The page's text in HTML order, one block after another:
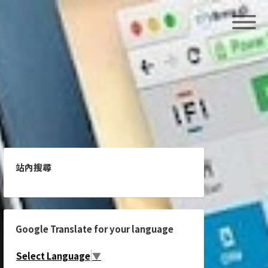
站內搜尋
Google Translate for your language
Select Language▼